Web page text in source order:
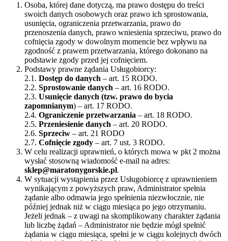
Osoba, której dane dotyczą, ma prawo dostępu do treści
swoich danych osobowych oraz prawo ich sprostowania,
usunięcia, ograniczenia przetwarzania, prawo do
przenoszenia danych, prawo wniesienia sprzeciwu, prawo do
cofnięcia zgody w dowolnym momencie bez wpływu na
zgodność z prawem przetwarzania, którego dokonano na
podstawie zgody przed jej cofnięciem.
Podstawy prawne żądania Usługobiorcy:
2.1. Dostęp do danych – art. 15 RODO.
2.2. Sprostowanie danych – art. 16 RODO.
2.3. Usunięcie danych (tzw. prawo do bycia
zapomnianym) – art. 17 RODO.
2.4. Ograniczenie przetwarzania – art. 18 RODO.
2.5. Przeniesienie danych – art. 20 RODO.
2.6. Sprzeciw – art. 21 RODO
2.7. Cofnięcie zgody – art. 7 ust. 3 RODO.
W celu realizacji uprawnień, o których mowa w pkt 2 można
wysłać stosowną wiadomość e-mail na adres:
sklep@maratonygorskie.pl.
W sytuacji wystąpienia przez Usługobiorcę z uprawnieniem
wynikającym z powyższych praw, Administrator spełnia
żądanie albo odmawia jego spełnienia niezwłocznie, nie
później jednak niż w ciągu miesiąca po jego otrzymaniu.
Jeżeli jednak – z uwagi na skomplikowany charakter żądania
lub liczbę żądań – Administrator nie będzie mógł spełnić
żądania w ciągu miesiąca, spełni je w ciągu kolejnych dwóch